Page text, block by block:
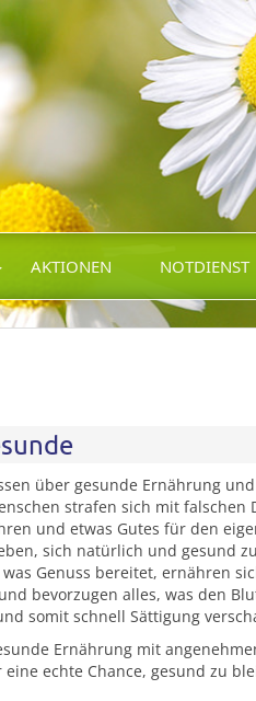
AKTIONEN NOTDIENST
über gesunde Ernährung
strafen sich mit falschen
und etwas Gutes für den
sich natürlich und gesund
Genuss bereitet, ernähren
bevorzugen alles, was den
somit schnell Sättigung
Ernährung mit
echte Chance, gesund zu